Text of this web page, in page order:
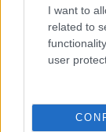
I want to
related to
user
βελτιώσει
διοίκησης.